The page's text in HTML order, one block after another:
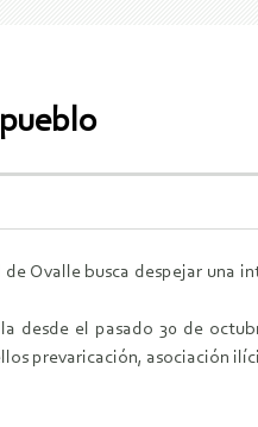
de Ovalle busca despejar
desde el pasado 30 de
prevaricación, asociación